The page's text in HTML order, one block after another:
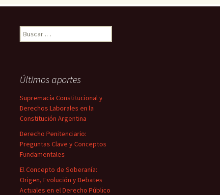
Buscar:
Últimos aportes
Supremacía Constitucional y
Derechos Laborales en la
Constitución Argentina
Derecho Penitenciario:
Preguntas Clave y Conceptos
Fundamentales
El Concepto de Soberanía:
Origen, Evolución y Debates
Actuales en el Derecho Público